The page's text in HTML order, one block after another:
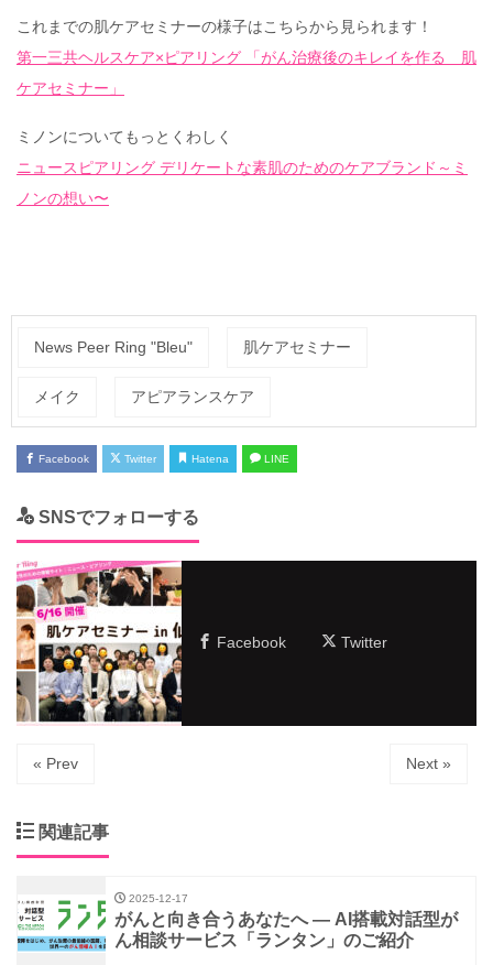
これまでの肌ケアセミナーの様子はこちらから見られます！
第一三共ヘルスケア×ピアリング 「がん治療後のキレイを作る 肌
ケアセミナー」
ミノンについてもっとくわしく
ニュースピアリング デリケートな素肌のためのケアブランド～ミ
ノンの想い〜
News Peer Ring "Bleu" 肌ケアセミナー
メイク アピアランスケア
Facebook Twitter Hatena LINE
SNSでフォローする
Facebook Twitter
« Prev Next »
関連記事
2025-12-17
がんと向き合うあなたへ ― AI搭載対話型が
ん相談サービス「ランタン」のご紹介